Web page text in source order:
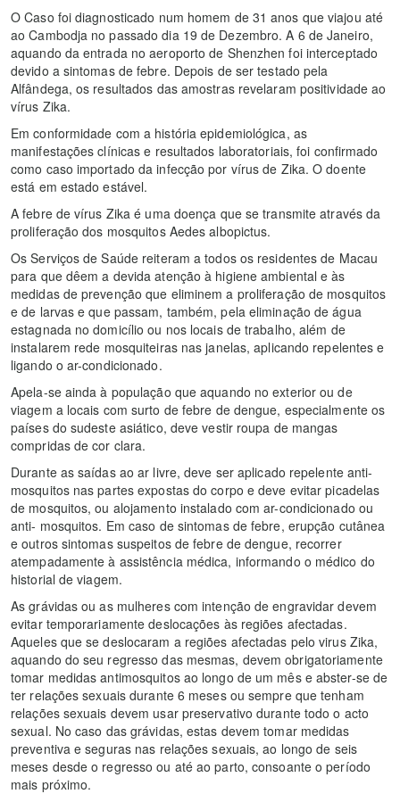
O Caso foi diagnosticado num homem de 31 anos que viajou até
ao Cambodja no passado dia 19 de Dezembro. A 6 de Janeiro,
aquando da entrada no aeroporto de Shenzhen foi interceptado
devido a sintomas de febre. Depois de ser testado pela
Alfândega, os resultados das amostras revelaram positividade ao
vírus Zika.
Em conformidade com a história epidemiológica, as
manifestações clínicas e resultados laboratoriais, foi confirmado
como caso importado da infecção por vírus de Zika. O doente
está em estado estável.
A febre de vírus Zika é uma doença que se transmite através da
proliferação dos mosquitos Aedes albopictus.
Os Serviços de Saúde reiteram a todos os residentes de Macau
para que dêem a devida atenção à higiene ambiental e às
medidas de prevenção que eliminem a proliferação de mosquitos
e de larvas e que passam, também, pela eliminação de água
estagnada no domicílio ou nos locais de trabalho, além de
instalarem rede mosquiteiras nas janelas, aplicando repelentes e
ligando o ar-condicionado.
Apela-se ainda à população que aquando no exterior ou de
viagem a locais com surto de febre de dengue, especialmente os
países do sudeste asiático, deve vestir roupa de mangas
compridas de cor clara.
Durante as saídas ao ar livre, deve ser aplicado repelente anti-
mosquitos nas partes expostas do corpo e deve evitar picadelas
de mosquitos, ou alojamento instalado com ar-condicionado ou
anti- mosquitos. Em caso de sintomas de febre, erupção cutânea
e outros sintomas suspeitos de febre de dengue, recorrer
atempadamente à assistência médica, informando o médico do
historial de viagem.
As grávidas ou as mulheres com intenção de engravidar devem
evitar temporariamente deslocações às regiões afectadas.
Aqueles que se deslocaram a regiões afectadas pelo virus Zika,
aquando do seu regresso das mesmas, devem obrigatoriamente
tomar medidas antimosquitos ao longo de um mês e abster-se de
ter relações sexuais durante 6 meses ou sempre que tenham
relações sexuais devem usar preservativo durante todo o acto
sexual. No caso das grávidas, estas devem tomar medidas
preventiva e seguras nas relações sexuais, ao longo de seis
meses desde o regresso ou até ao parto, consoante o período
mais próximo.